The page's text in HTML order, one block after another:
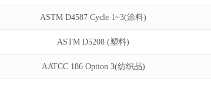
ASTM D4587 Cycle 1~3(涂料)
ASTM D5208 (塑料)
AATCC 186 Option 3(纺织品)